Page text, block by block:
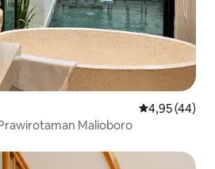
4,95 av 5 i
4,95 (44)
Malioboro